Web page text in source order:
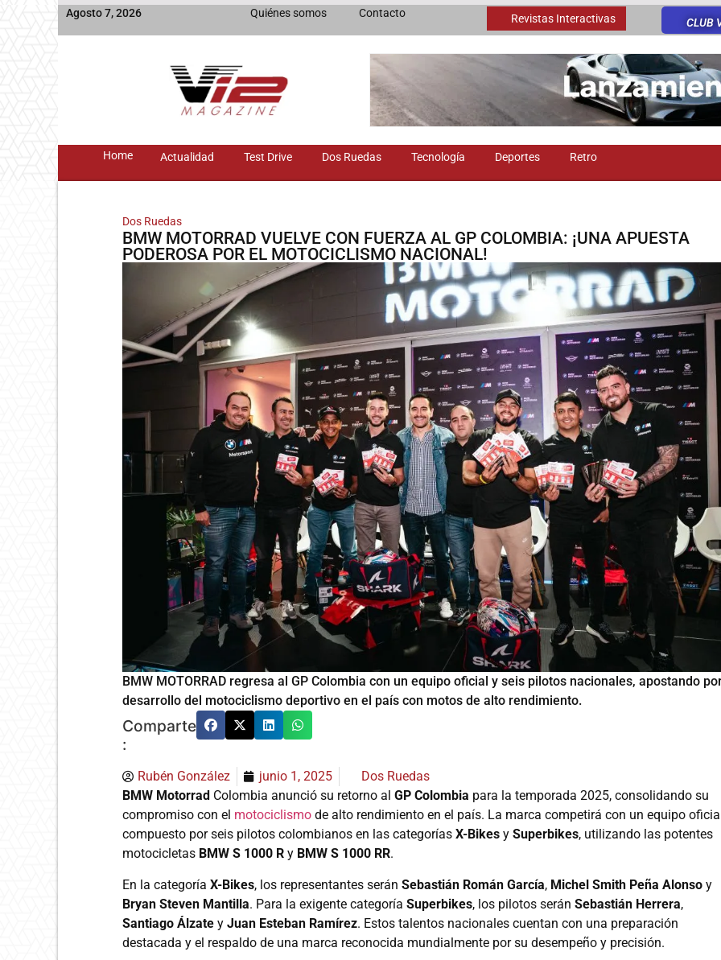
Agosto 7, 2026 Quiénes somos Contacto Revistas Interactivas CLUB
Home Actualidad Test Drive Dos Ruedas Tecnología Deportes Retro
Dos Ruedas
BMW MOTORRAD VUELVE CON FUERZA AL GP COLOMBIA: ¡UNA APUESTA
PODEROSA POR EL MOTOCICLISMO NACIONAL!
BMW MOTORRAD regresa al GP Colombia con un equipo oficial y seis pilotos nacionales, apostando
desarrollo del motociclismo deportivo en el país con motos de alto rendimiento.
Comparte
:
Rubén González junio 1, 2025
Dos Ruedas
BMW Motorrad Colombia anunció su retorno al GP Colombia para la temporada 2025, consolidando su
compromiso con el motociclismo de alto rendimiento en el país. La marca competirá con un equipo
compuesto por seis pilotos colombianos en las categorías X-Bikes y Superbikes, utilizando las potentes
motocicletas BMW S 1000 R y BMW S 1000 RR.
En la categoría X-Bikes, los representantes serán Sebastián Román García, Michel Smith Peña Alonso y
Bryan Steven Mantilla. Para la exigente categoría Superbikes, los pilotos serán Sebastián Herrera,
Santiago Álzate y Juan Esteban Ramírez. Estos talentos nacionales cuentan con una preparación
destacada y el respaldo de una marca reconocida mundialmente por su desempeño y precisión.